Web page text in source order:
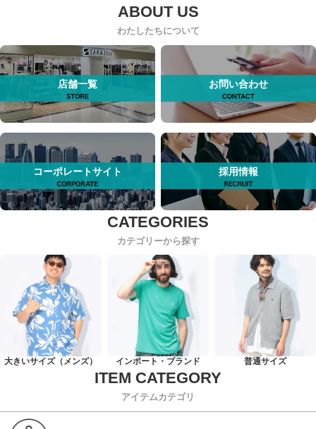
わたしたちについて
店舗一覧 お問い合わせ
コーポレートサイト 採用情報
カテゴリーから探す
大きいサイズ（メンズ） インポート・ブランド 普通サイズ
アイテムカテゴリ